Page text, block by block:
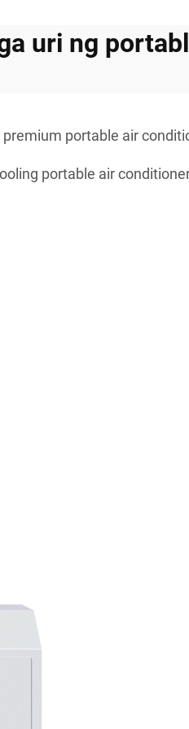
uri ng
premium portable air
portable air